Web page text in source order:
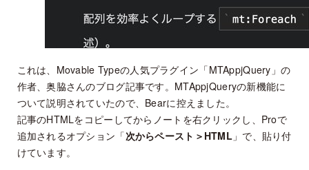
これは、Movable Typeの人気プラグイン「MTAppjQuery」の
作者、奥脇さんのブログ記事です。MTAppjQueryの新機能に
ついて説明されていたので、Bearに控えました。
記事のHTMLをコピーしてからノートを右クリックし、Proで
追加されるオプション「次からペースト＞HTML 」で、貼り付
けています。